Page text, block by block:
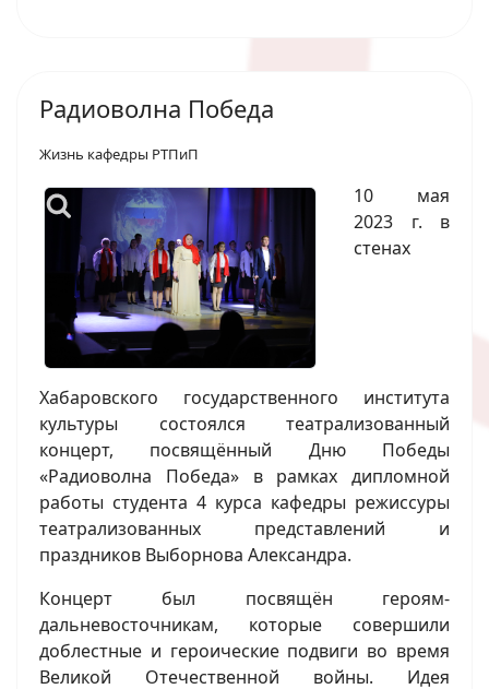
Радиоволна Победа
Жизнь кафедры РТПиП
10 мая
2023 г. в
стенах
Хабаровского государственного института
культуры состоялся театрализованный
концерт, посвящённый Дню Победы
«Радиоволна Победа» в рамках дипломной
работы студента 4 курса кафедры режиссуры
театрализованных представлений и
праздников Выборнова Александра.
Концерт был посвящён героям-
дальневосточникам, которые совершили
доблестные и героические подвиги во время
Великой Отечественной войны. Идея